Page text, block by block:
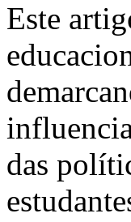
Este
das